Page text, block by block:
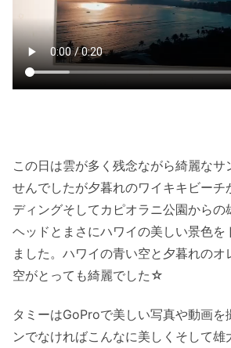
この日は雲が多く残念ながら綺麗なサ
せんでしたが夕暮れのワイキキビーチ
ディングそしてカピオラニ公園からの
ヘッドとまさにハワイの美しい景色を
ました。ハワイの青い空と夕暮れのオ
空がとっても綺麗でした☆
タミーはGoProで美しい写真や動画を
ンでなければこんなに美しくそして雄